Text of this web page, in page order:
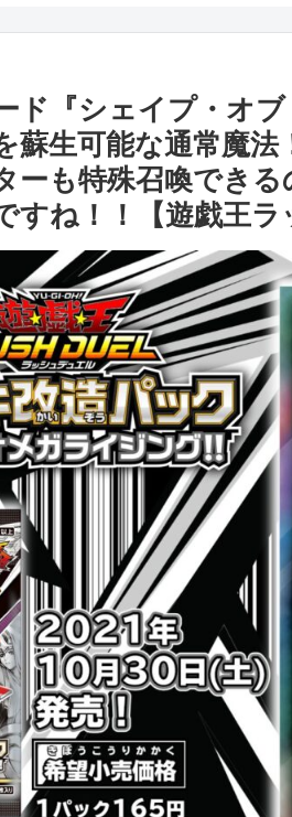
ド『シェイプ・オ
蘇生可能な通常魔
ーも特殊召喚でき
すね！！【遊戯王ラ